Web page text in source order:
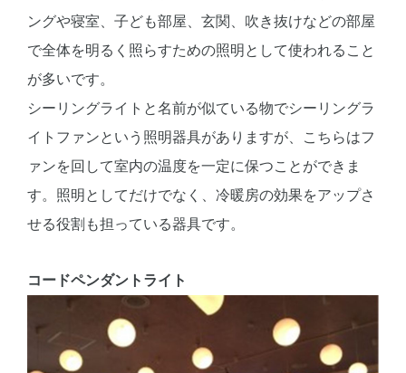
ングや寝室、子ども部屋、玄関、吹き抜けなどの部屋
で全体を明るく照らすための照明として使われること
が多いです。
シーリングライトと名前が似ている物でシーリングラ
イトファンという照明器具がありますが、こちらはフ
ァンを回して室内の温度を一定に保つことができま
す。照明としてだけでなく、冷暖房の効果をアップさ
せる役割も担っている器具です。
コードペンダントライト